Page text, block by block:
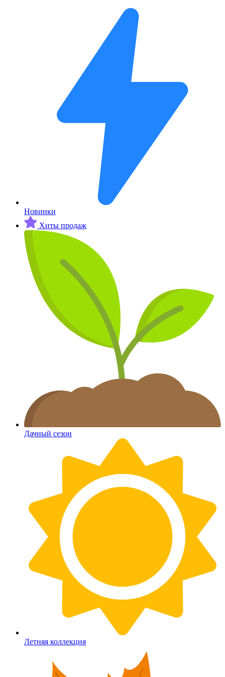
Новинки
Хиты продаж
Дачный сезон
Летняя коллекция